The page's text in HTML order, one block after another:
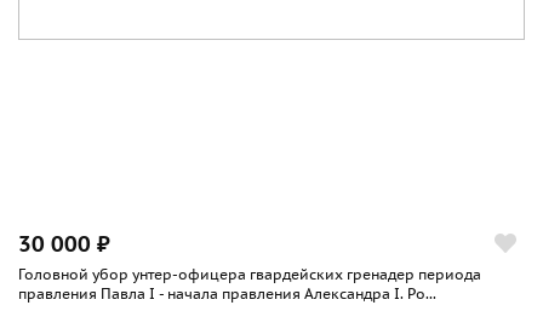
30 000 ₽
Головной убор унтер-офицера гвардейских гренадер периода
правления Павла I - начала правления Александра I. Ро...